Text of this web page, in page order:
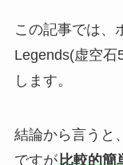
この記事では、
Legends(虚空石
します。
結論から言うと
ですが比較的簡